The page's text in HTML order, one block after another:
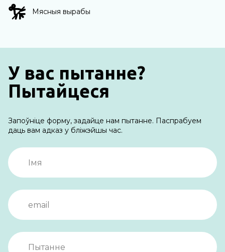
Мясныя вырабы
У вас пытанне?
Пытайцеся
Запоўніце форму, задайце нам пытанне. Паспрабуем
даць вам адказ у бліжэйшы час.